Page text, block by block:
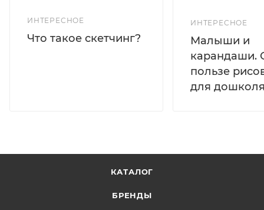
ИНТЕРЕСНОЕ
Что такое скетчинг?
ИНТЕРЕСНОЕ
Малыши и
карандаши.
пользе
для
КАТАЛОГ
БРЕНДЫ